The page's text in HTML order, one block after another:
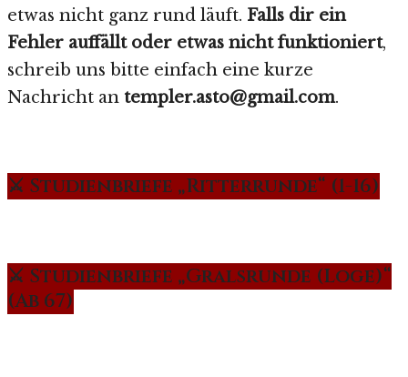
etwas nicht ganz rund läuft. Falls dir ein
Fehler auffällt oder etwas nicht funktioniert,
schreib uns bitte einfach eine kurze
Nachricht an templer.asto@gmail.com.
⚔️ Studienbriefe „Ritterrunde“ (1-16)
⚔️ Studienbriefe „Gralsrunde (Loge)“
(Ab 67)